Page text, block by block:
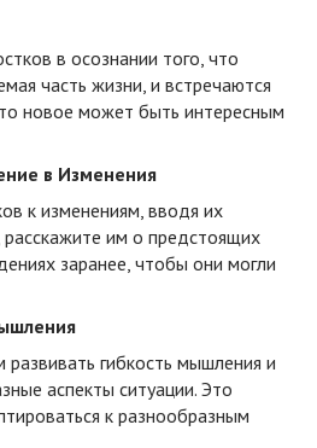
в осознании того, что
часть жизни, и встречаются
новое может быть интересным
в Изменения
к изменениям, вводя их
им о предстоящих
заранее, чтобы они могли
гибкость мышления и
аспекты ситуации. Это
к разнообразным